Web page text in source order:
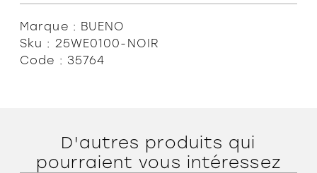
Marque : BUENO
Sku : 25WE0100-NOIR
Code : 35764
D'autres produits qui
pourraient vous intéressez